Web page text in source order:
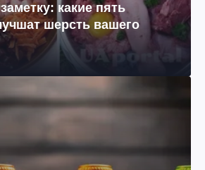
какие пять
шерсть вашего